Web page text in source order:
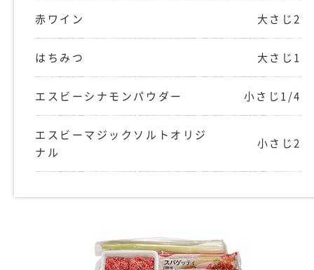
赤ワイン 大さじ2
はちみつ 大さじ1
エスビーシナモンパウダー 小さじ1/4
エスビーマジックソルトオリジ
ナル
小さじ2